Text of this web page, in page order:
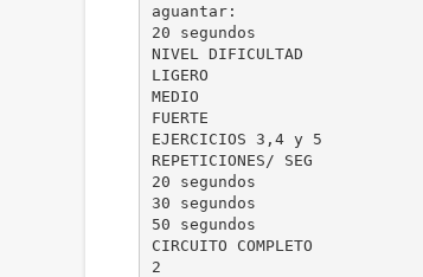
aguantar:
20 segundos
NIVEL DIFICULTAD
LIGERO
MEDIO
FUERTE
EJERCICIOS 3,4 y 5
REPETICIONES/ SEG
20 segundos
30 segundos
50 segundos
CIRCUITO COMPLETO
2